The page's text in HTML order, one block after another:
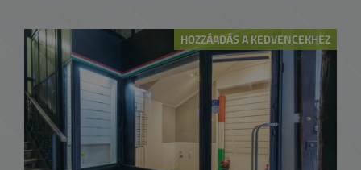
HOZZÁADÁS A KEDVENCEKHEZ